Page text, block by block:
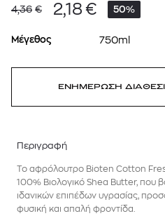
4,36 € 2,18 € 50%
Μέγεθος 750ml
ΕΝΗΜΕΡΩΣΗ
Περιγραφή
To αφρόλουτρο Bioten Cotton
100% Βιολογικό Shea Butter, που
ιδανικών επιπέδων υγρασίας,
φυσική και απαλή φροντίδα.